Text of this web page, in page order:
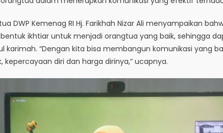
DWP Kemenag RI Hj. Farikhah Nizar Ali menyampaikan
ikhtiar untuk menjadi orangtua yang baik, sehingga
karimah. “Dengan kita bisa membangun komunikasi yang
diri dan harga dirinya,” ucapnya.